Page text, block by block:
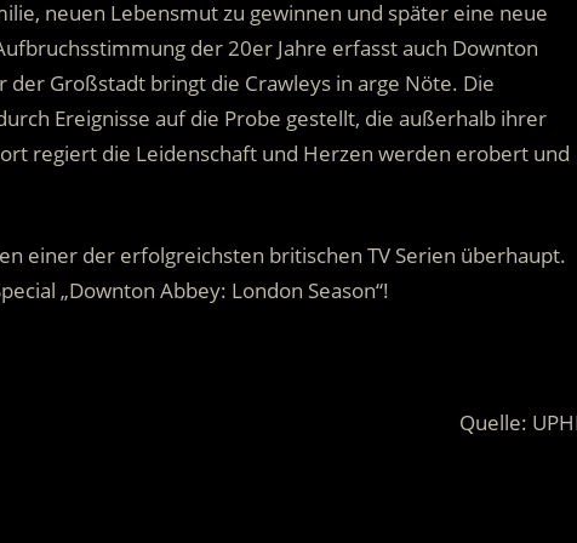
neuen Lebensmut zu gewinnen und später eine neue
der 20er Jahre erfasst auch Downton
Großstadt bringt die Crawleys in arge Nöte. Die
Ereignisse auf die Probe gestellt, die außerhalb ihrer
regiert die Leidenschaft und Herzen werden erobert und
einer der erfolgreichsten britischen TV Serien überhaupt.
„Downton Abbey: London Season“!
Quelle: